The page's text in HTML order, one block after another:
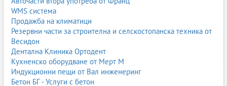
WMS система
Продажба на климатици
Резервни части за строителна и селскостопанска техника от
Весидон
Дентална Клиника Ортодент
Кухненско оборудване от Мерт М
Индукционни пещи от Вал инженеринг
Бетон БГ - Услуги с бетон